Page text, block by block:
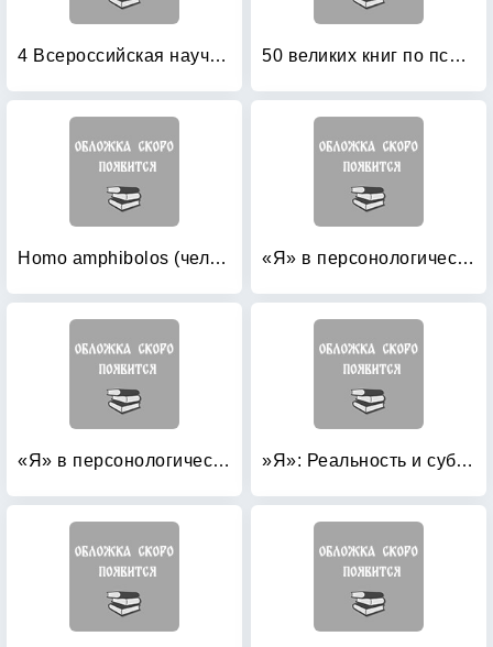
4 Всероссийская научно-практическая конференция по экзистенциальной психологии: Москва, 4-5 мая 2010 года 50 великих книг по психологии
Homo amphibolos (человек двусмысленный) «Я» в персонологической перспективе
«Я» в персонологической перспективе »Я»: Реальность и субъективность